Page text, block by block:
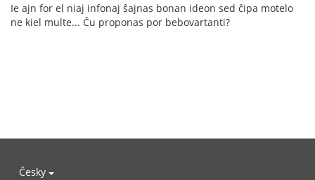
Ie ajn for el niaj infonaj ŝajnas bonan ideon sed ĉipa motelo
ne kiel multe... Ĉu proponas por bebovartanti?
Česky